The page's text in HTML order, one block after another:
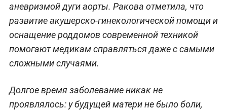
аневризмой дуги аорты. Ракова отметила, что
развитие акушерско-гинекологической помощи и
оснащение роддомов современной техникой
помогают медикам справляться даже с самыми
сложными случаями.
Долгое время заболевание никак не
проявлялось: у будущей матери не было боли,